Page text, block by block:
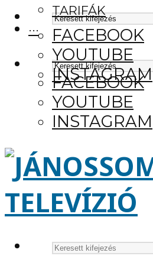
FACEBOOK
YOUTUBE
INSTAGRAM
TARIFÁK
···
FACEBOOK
YOUTUBE
INSTAGRAM